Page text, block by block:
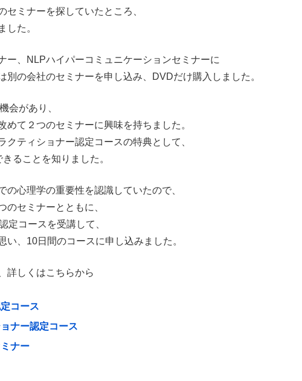
ミナーを探していたところ、
した。
ー、NLPハイパーコミュニケーションセミナーに
別の会社のセミナーを申し込み、DVDだけ購入しました。
会があり、
めて２つのセミナーに興味を持ちました。
クティショナー認定コースの特典として、
ることを知りました。
の心理学の重要性を認識していたので、
のセミナーとともに、
定コースを受講して、
い、10日間のコースに申し込みました。
詳しくはこちらから
コース
ナー認定コース
ナー